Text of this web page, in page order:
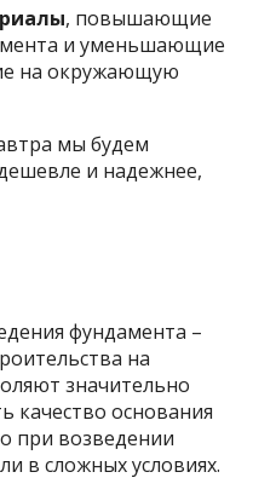
, повышающие
и уменьшающие
на окружающую
мы будем
и надежнее,
фундамента –
на
значительно
качество основания
при возведении
в сложных условиях.